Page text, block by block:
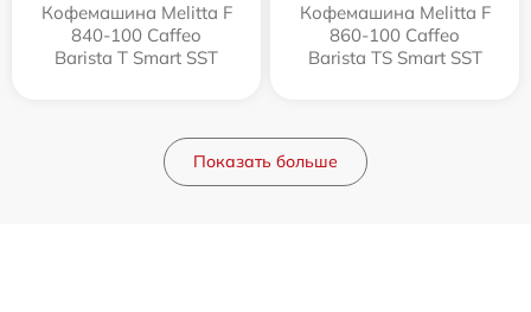
Кофемашина Melitta F
840-100 Caffeo
Barista T Smart SST
Кофемашина Melitta F
860-100 Caffeo
Barista TS Smart SST
Показать больше